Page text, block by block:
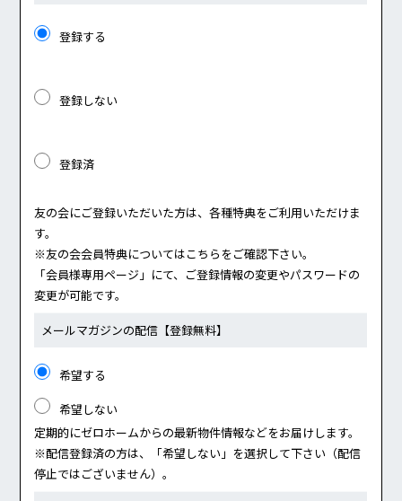
登録する
登録しない
登録済
友の会にご登録いただいた方は、各種特典をご利用いただけま
す。
※友の会会員特典については こちら をご確認下さい。
「会員様専用ページ」にて、ご登録情報の変更やパスワードの
変更が可能です。
メールマガジンの配信【登録無料】
希望する
希望しない
定期的にゼロホームからの最新物件情報などをお届けします。
※配信登録済の方は、「希望しない」を選択して下さい（配信
停止ではございません）。